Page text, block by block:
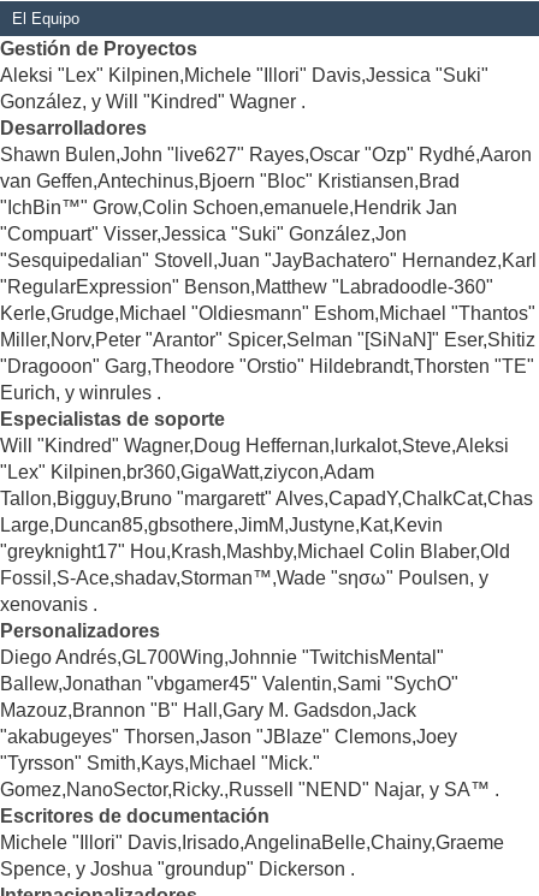
El Equipo
Gestión de Proyectos
Aleksi "Lex" Kilpinen,Michele "Illori" Davis,Jessica "Suki"
González, y Will "Kindred" Wagner .
Desarrolladores
Shawn Bulen,John "live627" Rayes,Oscar "Ozp" Rydhé,Aaron
van Geffen,Antechinus,Bjoern "Bloc" Kristiansen,Brad
"IchBin™" Grow,Colin Schoen,emanuele,Hendrik Jan
"Compuart" Visser,Jessica "Suki" González,Jon
"Sesquipedalian" Stovell,Juan "JayBachatero" Hernandez,Karl
"RegularExpression" Benson,Matthew "Labradoodle-360"
Kerle,Grudge,Michael "Oldiesmann" Eshom,Michael "Thantos"
Miller,Norv,Peter "Arantor" Spicer,Selman "[SiNaN]" Eser,Shitiz
"Dragooon" Garg,Theodore "Orstio" Hildebrandt,Thorsten "TE"
Eurich, y winrules .
Especialistas de soporte
Will "Kindred" Wagner,Doug Heffernan,lurkalot,Steve,Aleksi
"Lex" Kilpinen,br360,GigaWatt,ziycon,Adam
Tallon,Bigguy,Bruno "margarett" Alves,CapadY,ChalkCat,Chas
Large,Duncan85,gbsothere,JimM,Justyne,Kat,Kevin
"greyknight17" Hou,Krash,Mashby,Michael Colin Blaber,Old
Fossil,S-Ace,shadav,Storman™,Wade "sησω" Poulsen, y
xenovanis .
Personalizadores
Diego Andrés,GL700Wing,Johnnie "TwitchisMental"
Ballew,Jonathan "vbgamer45" Valentin,Sami "SychO"
Mazouz,Brannon "B" Hall,Gary M. Gadsdon,Jack
"akabugeyes" Thorsen,Jason "JBlaze" Clemons,Joey
"Tyrsson" Smith,Kays,Michael "Mick."
Gomez,NanoSector,Ricky.,Russell "NEND" Najar, y SA™ .
Escritores de documentación
Michele "Illori" Davis,Irisado,AngelinaBelle,Chainy,Graeme
Spence, y Joshua "groundup" Dickerson .